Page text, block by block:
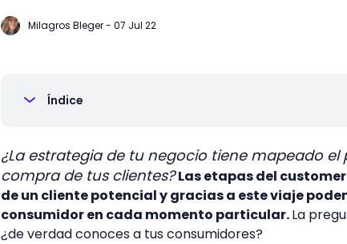
Milagros Bleger- 07 Jul 22
Índice
¿La estrategia de tu negocio tiene mapeado el
compra de tus clientes? Las etapas del
de un cliente potencial y gracias a este viaje
consumidor en cada momento particular.La
¿de verdad conoces a tus consumidores?